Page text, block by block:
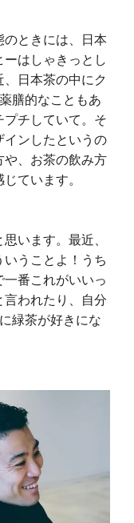
ときには、日本
はしゃきっとし
日本茶の中にク
膳的なこともあ
プチしていて。そ
インしたというの
や、お茶の飲み方
ています。
います。最近、
うことよ！うち
番これがいいっ
言われたり、自分
緑茶が好きにな